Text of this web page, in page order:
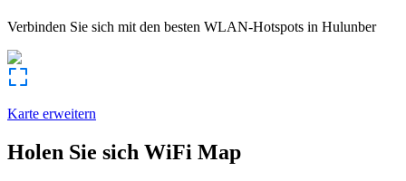
Verbinden Sie sich mit den besten WLAN-Hotspots in Hulunber
Karte erweitern
Holen Sie sich WiFi Map